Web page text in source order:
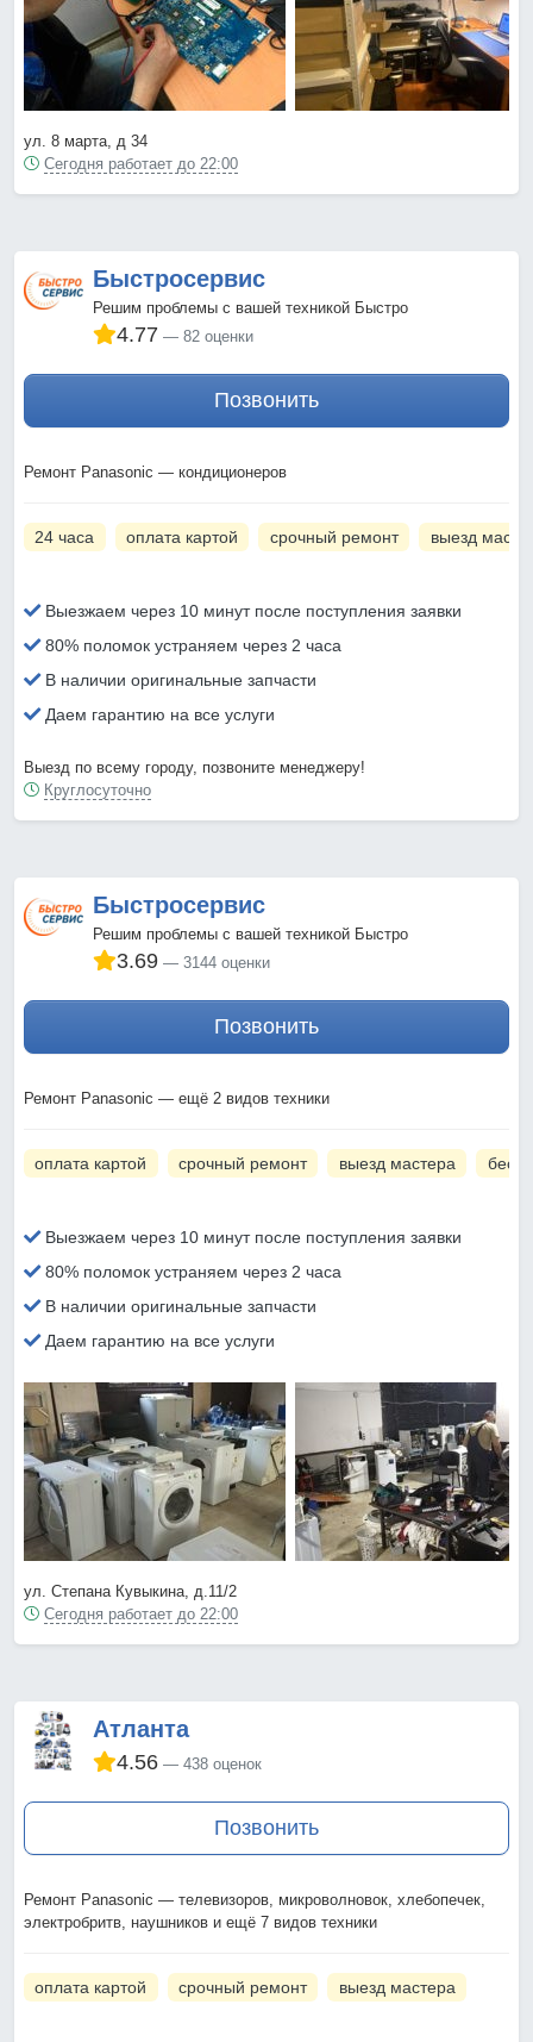
ул. 8 марта, д 34
Сегодня работает до 22:00
Быстросервис
Решим проблемы с вашей техникой Быстро
4.77 82 оценки
Позвонить
Ремонт Panasonic — кондиционеров
24 часа оплата картой срочный ремонт выезд
Выезжаем через 10 минут после поступления заявки
80% поломок устраняем через 2 часа
В наличии оригинальные запчасти
Даем гарантию на все услуги
Выезд по всему городу, позвоните менеджеру!
Круглосуточно
Быстросервис
Решим проблемы с вашей техникой Быстро
3.69 3144 оценки
Позвонить
Ремонт Panasonic — ещё 2 видов техники
оплата картой срочный ремонт выезд мастера
Выезжаем через 10 минут после поступления заявки
80% поломок устраняем через 2 часа
В наличии оригинальные запчасти
Даем гарантию на все услуги
ул. Степана Кувыкина, д.11/2
Сегодня работает до 22:00
Атланта
4.56 438 оценок
Позвонить
Ремонт Panasonic — телевизоров, микроволновок, хлебопечек,
электробритв, наушников и ещё 7 видов техники
оплата картой срочный ремонт выезд мастера